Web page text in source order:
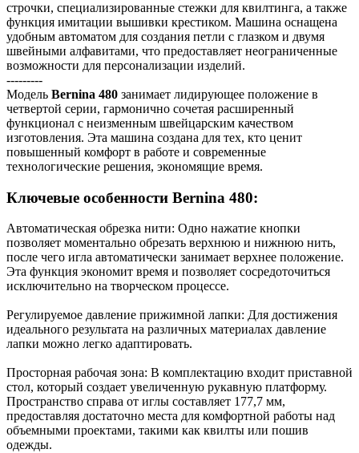
строчки, специализированные стежки для квилтинга, а также
функция имитации вышивки крестиком. Машина оснащена
удобным автоматом для создания петли с глазком и двумя
швейными алфавитами, что предоставляет неограниченные
возможности для персонализации изделий.
---------
Модель Bernina 480 занимает лидирующее положение в
четвертой серии, гармонично сочетая расширенный
функционал с неизменным швейцарским качеством
изготовления. Эта машина создана для тех, кто ценит
повышенный комфорт в работе и современные
технологические решения, экономящие время.
Ключевые особенности Bernina 480:
Автоматическая обрезка нити: Одно нажатие кнопки
позволяет моментально обрезать верхнюю и нижнюю нить,
после чего игла автоматически занимает верхнее положение.
Эта функция экономит время и позволяет сосредоточиться
исключительно на творческом процессе.
Регулируемое давление прижимной лапки: Для достижения
идеального результата на различных материалах давление
лапки можно легко адаптировать.
Просторная рабочая зона: В комплектацию входит приставной
стол, который создает увеличенную рукавную платформу.
Пространство справа от иглы составляет 177,7 мм,
предоставляя достаточно места для комфортной работы над
объемными проектами, такими как квилты или пошив
одежды.